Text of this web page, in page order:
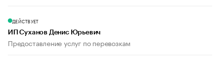
ДЕЙСТВУЕТ
ИП Суханов Денис Юрьевич
Предоставление услуг по перевозкам